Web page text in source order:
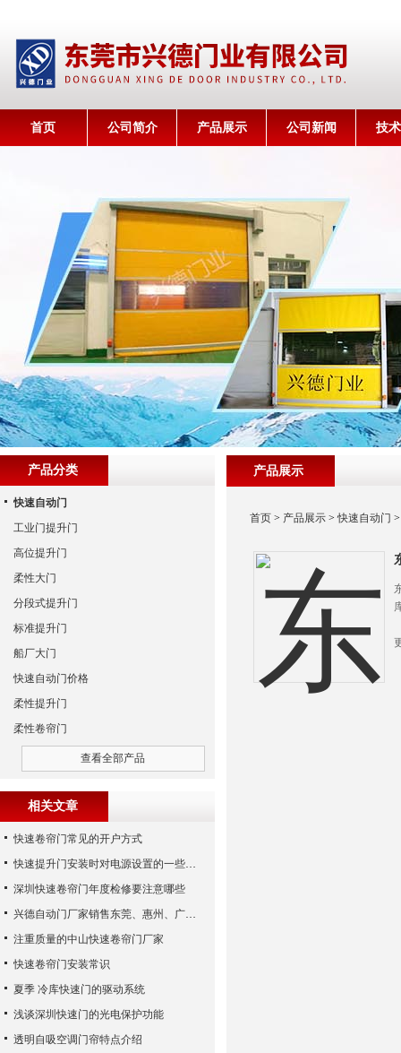
首页 公司简介 产品展示 公司新闻 技
产品展示
首页 > 产品展示 >快速自动门
产品分类
快速自动门
工业门提升门
高位提升门
柔性大门
分段式提升门
标准提升门
船厂大门
快速自动门价格
柔性提升门
柔性卷帘门
查看全部产品
相关文章
快速卷帘门常见的开户方式
快速提升门安装时对电源设置的一些要求-兴德门业
深圳快速卷帘门年度检修要注意哪些
兴德自动门厂家销售东莞、惠州、广州、佛山、中山等地
注重质量的中山快速卷帘门厂家
快速卷帘门安装常识
夏季 冷库快速门的驱动系统
浅谈深圳快速门的光电保护功能
透明自吸空调门帘特点介绍